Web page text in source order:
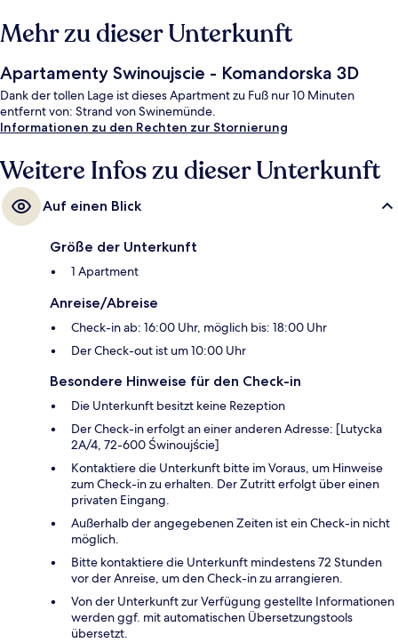
Mehr zu dieser Unterkunft
Apartamenty Swinoujscie - Komandorska 3D
Dank der tollen Lage ist dieses Apartment zu Fuß nur 10 Minuten
entfernt von: Strand von Swinemünde.
Informationen zu den Rechten zur Stornierung
Weitere Infos zu dieser Unterkunft
Auf einen Blick
Größe der Unterkunft
1 Apartment
Anreise/Abreise
Check-in ab: 16:00 Uhr, möglich bis: 18:00 Uhr
Der Check-out ist um 10:00 Uhr
Besondere Hinweise für den Check-in
Die Unterkunft besitzt keine Rezeption
Der Check-in erfolgt an einer anderen Adresse: [Lutycka
2A/4, 72-600 Świnoujście]
Kontaktiere die Unterkunft bitte im Voraus, um Hinweise
zum Check-in zu erhalten. Der Zutritt erfolgt über einen
privaten Eingang.
Außerhalb der angegebenen Zeiten ist ein Check-in nicht
möglich.
Bitte kontaktiere die Unterkunft mindestens 72 Stunden
vor der Anreise, um den Check-in zu arrangieren.
Von der Unterkunft zur Verfügung gestellte Informationen
werden ggf. mit automatischen Übersetzungstools
übersetzt.